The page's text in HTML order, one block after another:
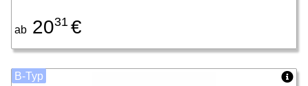
ab 2031 €
B-Typ